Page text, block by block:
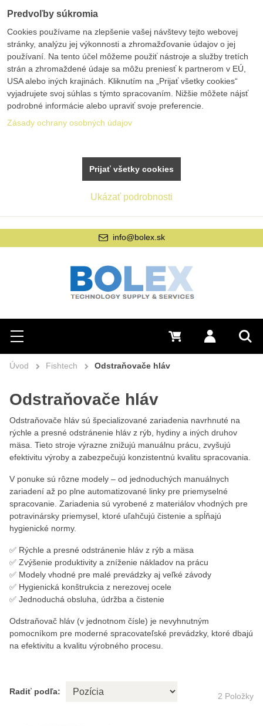
Hľadať
Menu Prihlásiť sa
0 €
info@bolex.sk
Úvod Fishtech Odstraňovače hláv
Odstraňovače hláv
Odstraňovače hláv sú špecializované zariadenia navrhnuté na
rýchle a presné odstránenie hláv z rýb, hydiny a iných druhov
mäsa. Tieto stroje výrazne znižujú manuálnu prácu, zvyšujú
efektivitu výroby a zabezpečujú konzistentnú kvalitu spracovania.
V ponuke sú rôzne modely – od jednoduchých manuálnych
zariadení až po plne automatizované linky pre priemyselné
spracovanie. Zariadenia sú vyrobené z materiálov vhodných pre
potravinársky priemysel, ktoré uľahčujú čistenie a spĺňajú
hygienické normy.
✅ Rýchle a presné odstránenie hláv z rýb a mäsa
✅ Zvýšenie produktivity a zníženie nákladov na prácu
✅ Modely vhodné pre malé prevádzky aj veľké závody
✅ Hygienická konštrukcia z nerezovej ocele
✅ Jednoduchá obsluha, údržba a čistenie
Odstraňovač hláv (v jednotnom čísle) je nevyhnutným
pomocníkom pre moderné spracovateľské prevádzky, ktoré dbajú
na efektivitu a kvalitu výrobného procesu.
Radiť podľa: 2 Položky
Predvoľby súkromia
Cookies používame na zlepšenie vašej návštevy tejto webovej
stránky, analýzu jej výkonnosti a zhromažďovanie údajov o jej
používaní. Na tento účel môžeme použiť nástroje a služby tretích
strán a zhromaždené údaje sa môžu preniesť k partnerom v EÚ,
USA alebo iných krajinách. Kliknutím na „Prijať všetky cookies“
vyjadrujete svoj súhlas s týmto spracovaním. Nižšie môžete nájsť
podrobné informácie alebo upraviť svoje preferencie.
Zásady ochrany osobných údajov
Ukázať podrobnosti
Prijať všetky cookies